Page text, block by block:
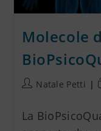
Molecole
Natale Petti
La